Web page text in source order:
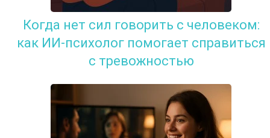
Когда нет сил говорить с человеком:
как ИИ-психолог помогает справиться
с тревожностью